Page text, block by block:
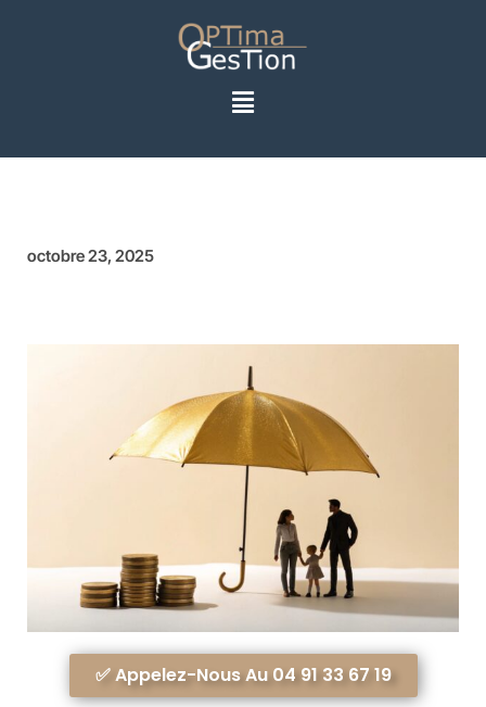
octobre 23, 2025
✅ Appelez-Nous Au 04 91 33 67 19